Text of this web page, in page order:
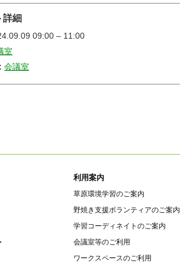
詳細
09:00 – 11:00
室
会議室
利用案内
草原環境学習のご案内
野焼き支援ボランティアのご案内
学習コーディネイトのご案内
会議室等のご利用
ワークスペースのご利用